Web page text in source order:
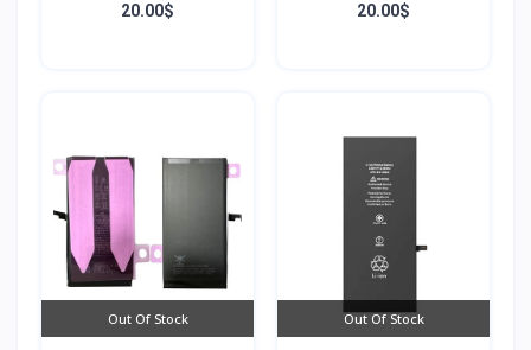
20.00$ 20.00$
Out Of Stock Out Of Stock